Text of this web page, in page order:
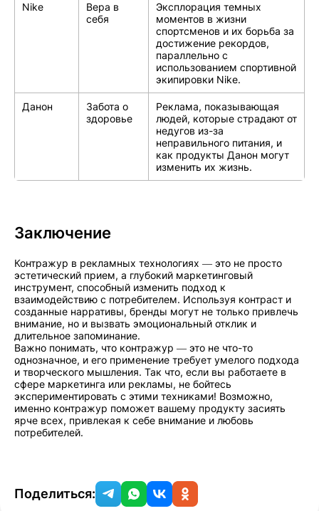
Nike
Вера в
себя
Эксплорация темных
моментов в жизни
спортсменов и их борьба за
достижение рекордов,
параллельно с
использованием спортивной
экипировки Nike.
Данон
Забота о
здоровье
Реклама, показывающая
людей, которые страдают от
недугов из-за
неправильного питания, и
как продукты Данон могут
изменить их жизнь.
Заключение
Контражур в рекламных технологиях — это не просто
эстетический прием, а глубокий маркетинговый
инструмент, способный изменить подход к
взаимодействию с потребителем. Используя контраст и
созданные нарративы, бренды могут не только привлечь
внимание, но и вызвать эмоциональный отклик и
длительное запоминание.
Важно понимать, что контражур — это не что-то
однозначное, и его применение требует умелого подхода
и творческого мышления. Так что, если вы работаете в
сфере маркетинга или рекламы, не бойтесь
экспериментировать с этими техниками! Возможно,
именно контражур поможет вашему продукту засиять
ярче всех, привлекая к себе внимание и любовь
потребителей.
Поделиться: